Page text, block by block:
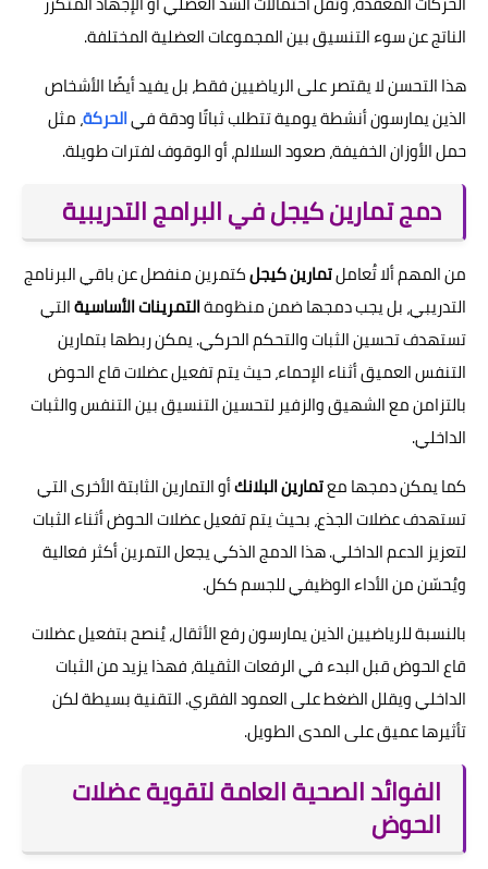
الناتج عن سوء التنسيق بين المجموعات العضلية المختلفة.
هذا التحسن لا يقتصر على الرياضيين فقط، بل يفيد أيضًا الأشخاص
الذين يمارسون أنشطة يومية تتطلب ثباتًا ودقة فيالحركة، مثل
حمل الأوزان الخفيفة، صعود السلالم، أو الوقوف لفترات طويلة.
دمج تمارين كيجل في البرامج التدريبية
من المهم ألا تُعاملتمارين كيجلكتمرين منفصل عن باقي البرنامج
التدريبي، بل يجب دمجها ضمن منظومةالتمرينات الأساسيةالتي
تستهدف تحسين الثبات والتحكم الحركي. يمكن ربطها بتمارين
التنفس العميق أثناء الإحماء، حيث يتم تفعيل عضلات قاع الحوض
بالتزامن مع الشهيق والزفير لتحسين التنسيق بين التنفس والثبات
الداخلي.
كما يمكن دمجها معتمارين البلانكأو التمارين الثابتة الأخرى التي
تستهدف عضلات الجذع، بحيث يتم تفعيل عضلات الحوض أثناء الثبات
لتعزيز الدعم الداخلي. هذا الدمج الذكي يجعل التمرين أكثر فعالية
ويُحسّن من الأداء الوظيفي للجسم ككل.
بالنسبة للرياضيين الذين يمارسون رفع الأثقال، يُنصح بتفعيل عضلات
قاع الحوض قبل البدء في الرفعات الثقيلة، فهذا يزيد من الثبات
الداخلي ويقلل الضغط على العمود الفقري. التقنية بسيطة لكن
تأثيرها عميق على المدى الطويل.
الفوائد الصحية العامة لتقوية عضلات
الحوض